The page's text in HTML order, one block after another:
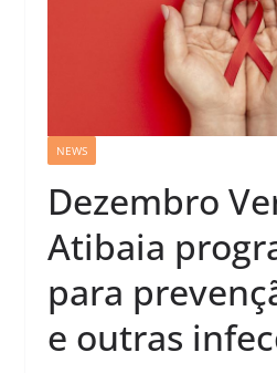
NEWS
Dezembro
Atibaia
para
e outras